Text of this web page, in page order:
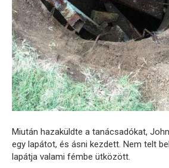
Miután hazaküldte a tanácsadókat,
egy lapátot, és ásni kezdett. Nem telt
lapátja valami fémbe ütközött.